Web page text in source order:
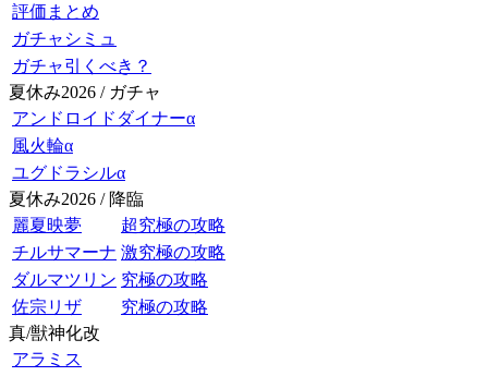
評価まとめ
ガチャシミュ
ガチャ引くべき？
夏休み2026 / ガチャ
アンドロイドダイナーα
風火輪α
ユグドラシルα
夏休み2026 / 降臨
麗夏映夢
超究極の攻略
チルサマーナ 激究極の攻略
ダルマツリン 究極の攻略
佐宗リザ
究極の攻略
真/獣神化改
アラミス